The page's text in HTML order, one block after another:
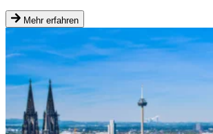
Mehr erfahren